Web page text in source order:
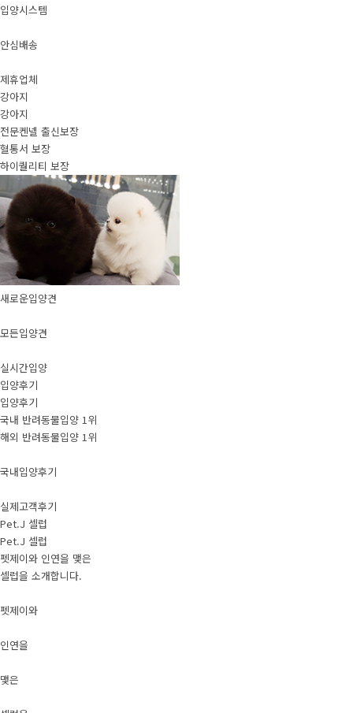
입양시스템
안심배송
제휴업체
강아지
강아지
전문켄넬 출신보장
혈통서 보장
하이퀄리티 보장
새로운입양견
모든입양견
실시간입양
입양후기
입양후기
국내 반려동물입양 1위
해외 반려동물입양 1위
국내입양후기
실제고객후기
Pet.J 셀럽
Pet.J 셀럽
펫제이와 인연을 맺은
셀럽을 소개합니다.
펫제이와
인연을
맺은